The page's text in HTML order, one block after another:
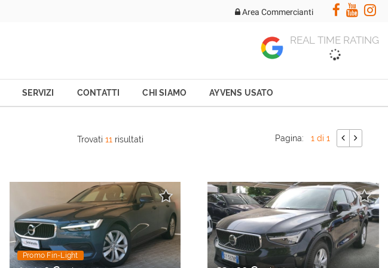
Area Commercianti
REAL TIME RATING
SERVIZI CONTATTI CHI SIAMO AYVENS USATO
Trovati 11 risultati Pagina: 1 di 1
Promo Fin-Light